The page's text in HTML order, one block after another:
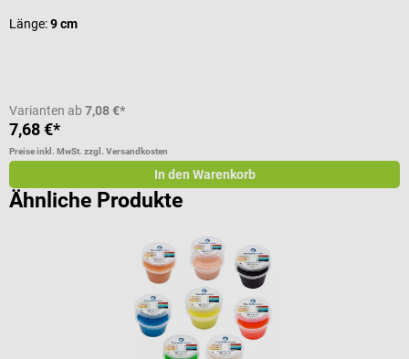
Länge:9 cm
Varianten ab 7,08 €*
7,68 €*
Preise inkl. MwSt. zzgl. Versandkosten
In den Warenkorb
Ähnliche Produkte